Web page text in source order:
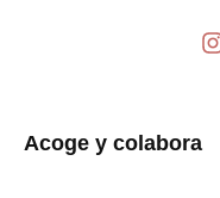
I
Acoge y colabora